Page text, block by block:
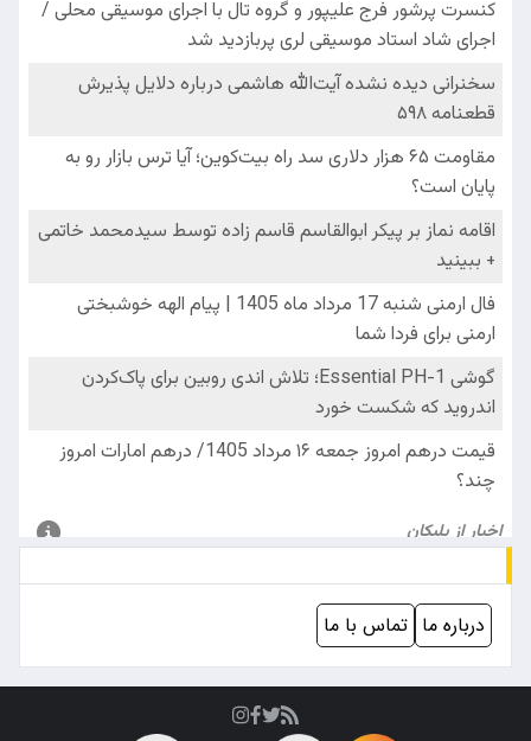
درباره ما تماس با ما